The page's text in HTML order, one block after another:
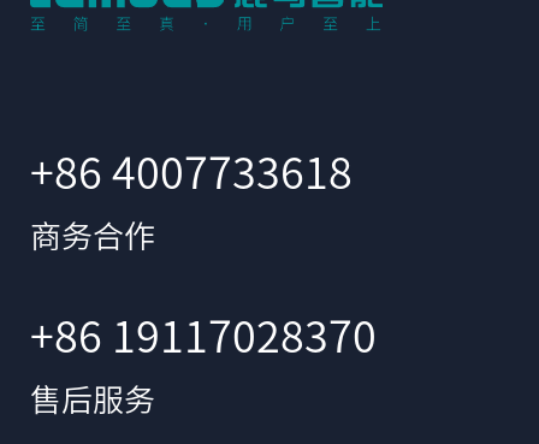
+86 4007733618
商务合作
+86 19117028370
售后服务